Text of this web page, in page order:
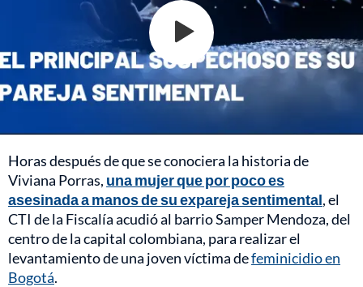
Horas después de que se conociera la historia de
Viviana Porras, una mujer que por poco es
asesinada a manos de su expareja sentimental, el
CTI de la Fiscalía acudió al barrio Samper Mendoza, del
centro de la capital colombiana, para realizar el
levantamiento de una joven víctima defeminicidio en
Bogotá.